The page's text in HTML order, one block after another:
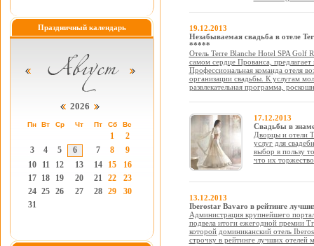
Праздничный календарь
2026
Пн Вт Ср Чт Пт Сб Вс
1
2
3
4 5 6 7 8
9
10
11 12 13 14 15
16
17
18 19 20 21 22
23
24 25 26 27 28 29
30
31
19.12.2013
Незабываемая свадьба в отеле
*****
Отель Terre Blanche Hotel SPA Golf
самом сердце Прованса, предлагает
Профессиональная команда отеля
организации свадьбы. К услугам
развлекательная программа,
17.12.2013
Свадьбы в
Дворцы и отели
услуг для
выбор в пользу
что их
13.12.2013
Iberostar Bavaro в рейтинге
Администрация крупнейшего
подвела итоги ежегодной премии
которой доминиканский отель
строчку в рейтинге лучших отелей